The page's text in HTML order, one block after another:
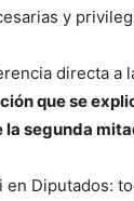
y
directa a
que se
segunda
Diputados: